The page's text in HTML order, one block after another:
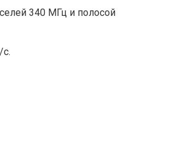
340 МГц и полосой